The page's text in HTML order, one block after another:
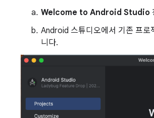
Welcome to Android Studio
Android 스튜디오에서 기존 프로
니다.